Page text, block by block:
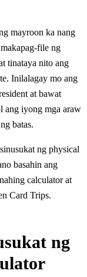
mayroon ka nang
file ng
tinataya nito ang
Inilalagay mo ang
at bawat
ang iyong mga araw
batas.
ng physical
basahin ang
calculator at
Card Trips.
ng